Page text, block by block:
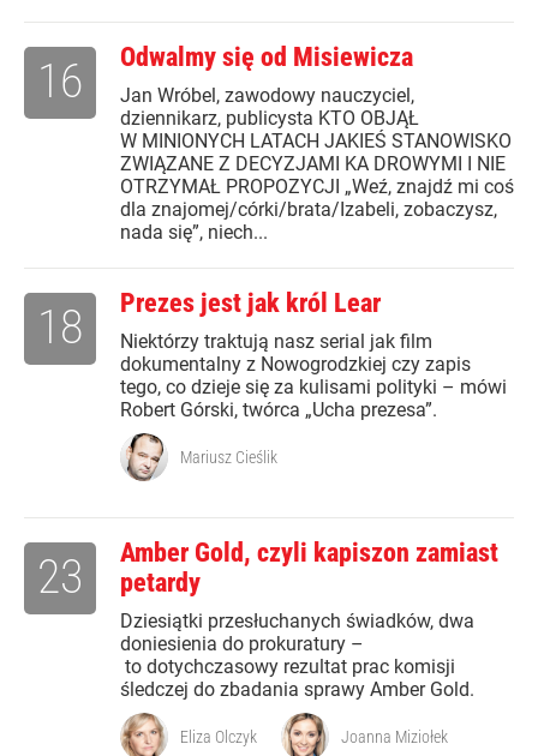
Odwalmy się od Misiewicza
Jan Wróbel, zawodowy nauczyciel,
dziennikarz, publicysta KTO OBJĄŁ
W MINIONYCH LATACH JAKIEŚ STANOWISKO
ZWIĄZANE Z DECYZJAMI KA DROWYMI I NIE
OTRZYMAŁ PROPOZYCJI „Weź, znajdź mi coś
dla znajomej/córki/brata/Izabeli, zobaczysz,
nada się”, niech...
16
Prezes jest jak król Lear
Niektórzy traktują nasz serial jak film
dokumentalny z Nowogrodzkiej czy zapis
tego, co dzieje się za kulisami polityki – mówi
Robert Górski, twórca „Ucha prezesa”.
18
Mariusz Cieślik
Amber Gold, czyli kapiszon zamiast
petardy
Dziesiątki przesłuchanych świadków, dwa
doniesienia do prokuratury –
to dotychczasowy rezultat prac komisji
śledczej do zbadania sprawy Amber Gold.
23
Eliza Olczyk Joanna Miziołek